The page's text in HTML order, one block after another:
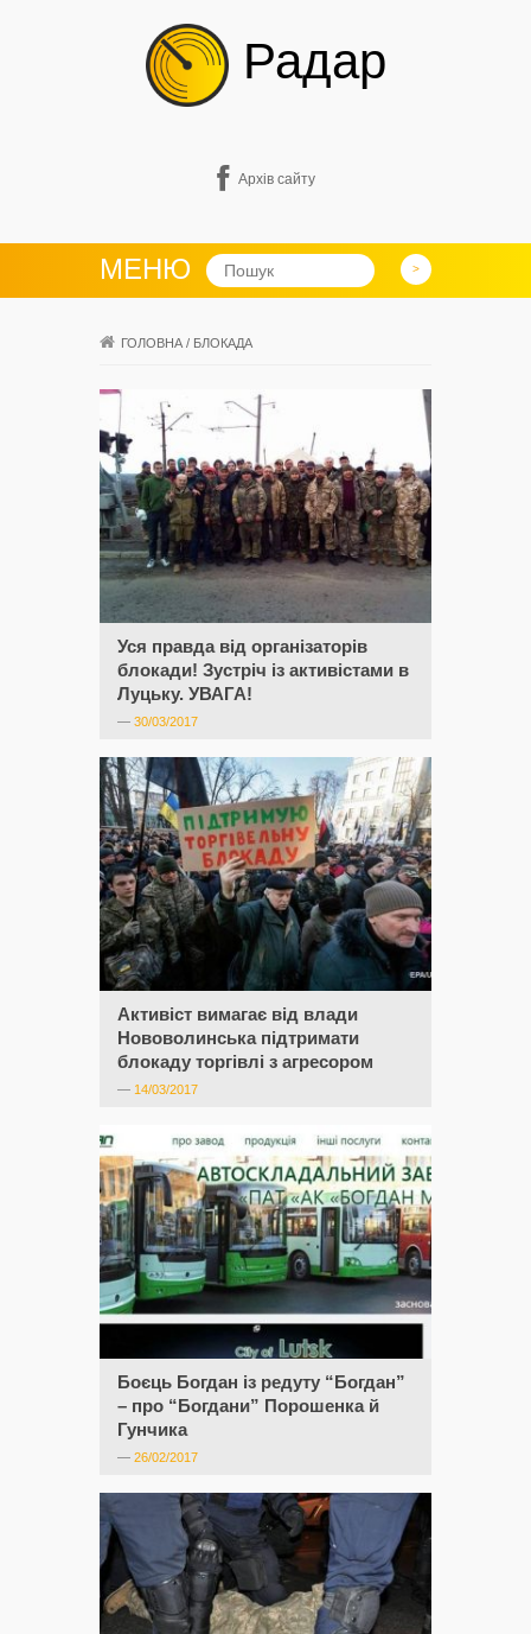
Радар
Архів сайту
МЕНЮ
ГОЛОВНА / БЛОКАДА
Уся правда від організаторів
блокади! Зустріч із активістами в
Луцьку. УВАГА!
— 30/03/2017
Активіст вимагає від влади
Нововолинська підтримати
блокаду торгівлі з агресором
— 14/03/2017
Боєць Богдан із редуту “Богдан”
– про “Богдани” Порошенка й
Гунчика
— 26/02/2017